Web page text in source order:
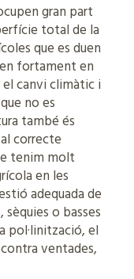
gran part
total de la
que es duen
fortament en
canvi climàtic i
no es
també és
correcte
tenim molt
en les
adequada de
o basses
el
ventades,